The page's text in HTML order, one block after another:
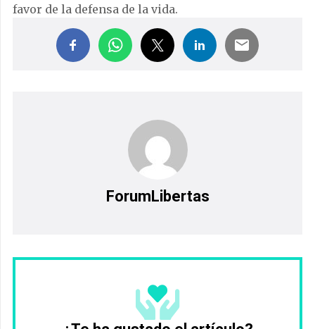
favor de la defensa de la vida.
ForumLibertas